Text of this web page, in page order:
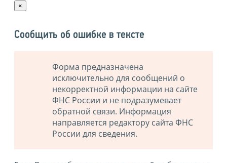
×
Сообщить об ошибке в тексте
Форма предназначена
исключительно для сообщений о
некорректной информации на сайте
ФНС России и не подразумевает
обратной связи. Информация
направляется редактору сайта ФНС
России для сведения.